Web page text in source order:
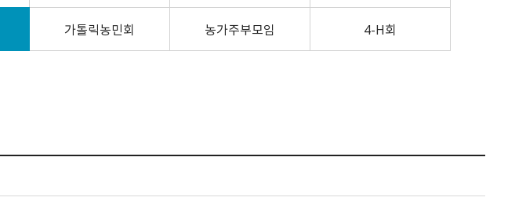
가톨릭농민회 농가주부모임 4-H회